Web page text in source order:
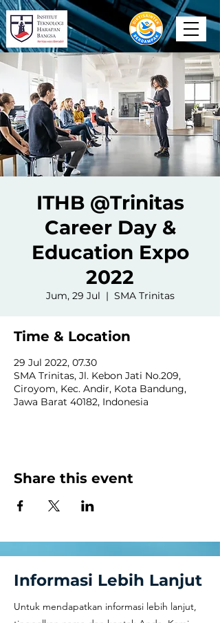
ITHB @Trinitas
Career Day &
Education Expo
2022
Jum, 29 Jul
  |
SMA Trinitas
Time & Location
29 Jul 2022, 07.30
SMA Trinitas, Jl. Kebon Jati No.209,
Ciroyom, Kec. Andir, Kota Bandung,
Jawa Barat 40182, Indonesia
Share this event
Informasi Lebih Lanjut
Untuk mendapatkan informasi lebih lanjut,